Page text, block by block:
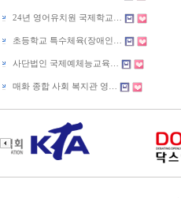
24년 영어유치원 국제학교…
초등학교 특수체육(장애인…
사단법인 국제예체능교육…
매화 종합 사회 복지관 영…